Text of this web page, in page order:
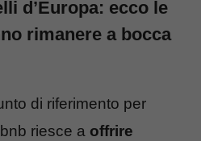
d’Europa: ecco le
rimanere a bocca
di riferimento per
riesce a offrire